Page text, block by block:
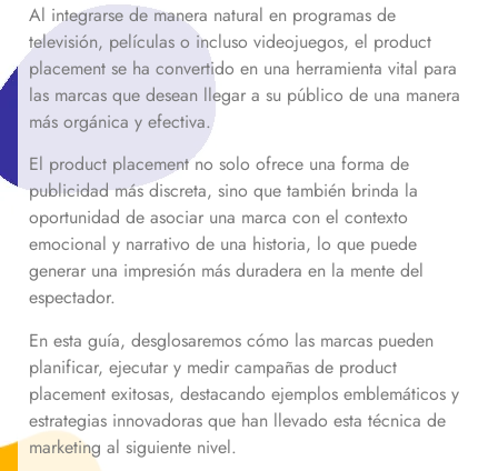
Al integrarse de manera natural en programas de
televisión, películas o incluso videojuegos, el product
placement se ha convertido en una herramienta vital para
las marcas que desean llegar a su público de una manera
más orgánica y efectiva.
El product placement no solo ofrece una forma de
publicidad más discreta, sino que también brinda la
oportunidad de asociar una marca con el contexto
emocional y narrativo de una historia, lo que puede
generar una impresión más duradera en la mente del
espectador.
En esta guía, desglosaremos cómo las marcas pueden
planificar, ejecutar y medir campañas de product
placement exitosas, destacando ejemplos emblemáticos y
estrategias innovadoras que han llevado esta técnica de
marketing al siguiente nivel.